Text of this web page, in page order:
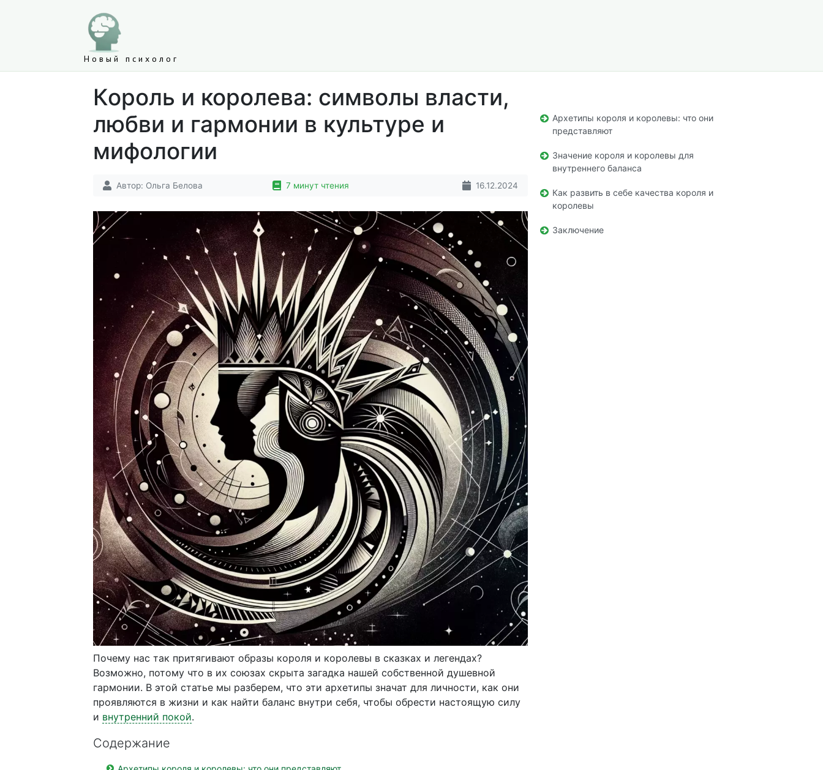
Новый психолог
Король и королева: символы власти,
любви и гармонии в культуре и
мифологии
Автор: Ольга Белова 7 минут чтения 16.12.2024
Почему нас так притягивают образы короля и королевы в сказках и легендах?
Возможно, потому что в их союзах скрыта загадка нашей собственной душевной
гармонии. В этой статье мы разберем, что эти архетипы значат для личности, как они
проявляются в жизни и как найти баланс внутри себя, чтобы обрести настоящую силу
и внутренний покой.
Содержание
Архетипы короля и королевы: что они
представляют
Значение короля и королевы для
внутреннего баланса
Как развить в себе качества короля и
королевы
Заключение